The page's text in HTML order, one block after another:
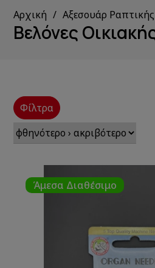
Αρχική Αξεσουάρ Ραπτικής
Βελόνες
Φίλτρα
Άμεσα Διαθέσιμο